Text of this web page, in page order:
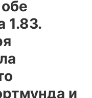
обе
1.83.
и